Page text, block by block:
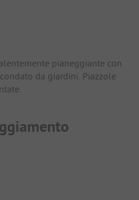
pianeggiante con
da giardini. Piazzole